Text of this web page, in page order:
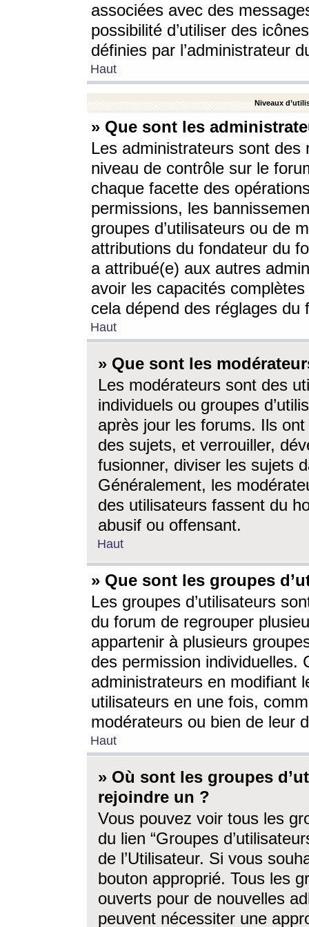
associées avec des
possibilité d’utiliser des
définies par l’administrateur
Haut
Niveaux
» Que sont les
Les administrateurs sont
niveau de contrôle sur le
chaque facette des
permissions, les
groupes d’utilisateurs ou de
attributions du fondateur du
a attribué(e) aux autres
avoir les capacités
cela dépend des réglages du
Haut
» Que sont les
Les modérateurs sont des
individuels ou groupes
après jour les forums. Ils ont
des sujets, et verrouiller,
fusionner, diviser les sujets
Généralement, les
des utilisateurs fassent du
abusif ou offensant.
Haut
» Que sont les groupes
Les groupes d’utilisateurs
du forum de regrouper
appartenir à plusieurs
des permission individuelles.
administrateurs en modifiant
utilisateurs en une fois,
modérateurs ou bien de leur
Haut
» Où sont les groupes
rejoindre un ?
Vous pouvez voir tous les
du lien “Groupes
de l’Utilisateur. Si vous
bouton approprié. Tous les
ouverts pour de nouvelles
peuvent nécessiter une